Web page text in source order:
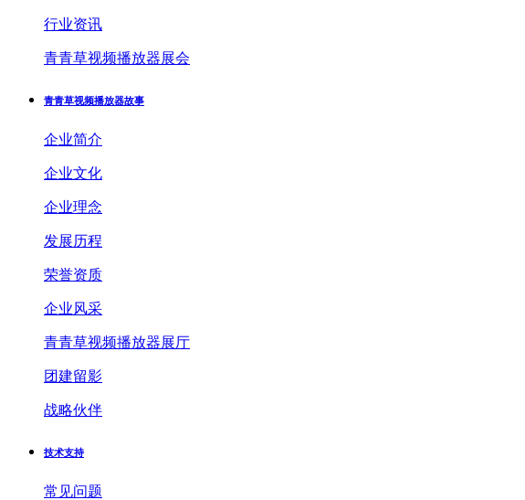
行业资讯
青青草视频播放器展会
青青草视频播放器故事
企业简介
企业文化
企业理念
发展历程
荣誉资质
企业风采
青青草视频播放器展厅
团建留影
战略伙伴
技术支持
常见问题